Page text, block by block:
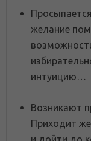
желание
интуицию…
Возникают
Приходит